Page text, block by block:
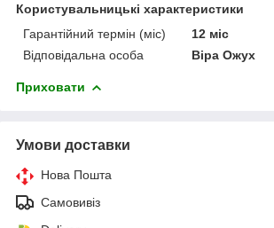
Користувальницькі характеристики
Гарантійний термін (міс)
12 міс
Відповідальна особа
Віра Ожух
Приховати
Умови доставки
Нова Пошта
Самовивіз